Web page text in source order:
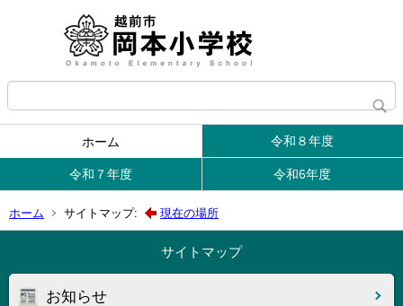
ホーム 令和８年度
令和７年度 令和6年度
ホーム サイトマップ: 現在の場所
サイトマップ
お知らせ